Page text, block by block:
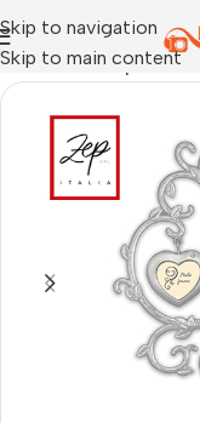
Skip to navigation
Skip to main content
Начало›Галерия›